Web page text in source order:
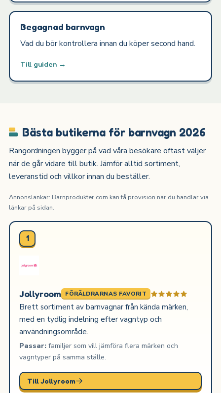
Begagnad barnvagn
Vad du bör kontrollera innan du köper second hand.
Till guiden →
Bästa butikerna för barnvagn 2026
Rangordningen bygger på vad våra besökare oftast väljer
när de går vidare till butik. Jämför alltid sortiment,
leveranstid och villkor innan du beställer.
Annonslänkar: Barnprodukter.com kan få provision när du handlar via
länkar på sidan.
1
Jollyroom FÖRÄLDRARNAS FAVORIT
Brett sortiment av barnvagnar från kända märken,
med en tydlig indelning efter vagntyp och
användningsområde.
Passar:familjer som vill jämföra flera märken och
vagntyper på samma ställe.
Till Jollyroom